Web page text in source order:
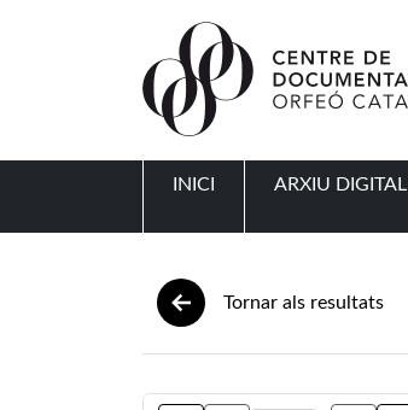
INICI ARXIU DIGITAL
Tornar als resultats